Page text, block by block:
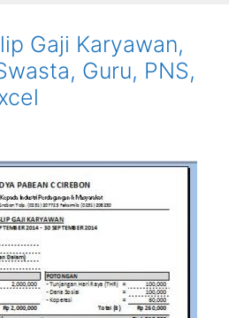
Gaji Karyawan,
Guru, PNS,